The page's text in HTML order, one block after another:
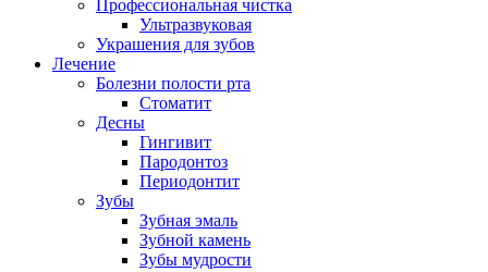
Профессиональная чистка
Ультразвуковая
Украшения для зубов
Лечение
Болезни полости рта
Стоматит
Десны
Гингивит
Пародонтоз
Периодонтит
Зубы
Зубная эмаль
Зубной камень
Зубы мудрости